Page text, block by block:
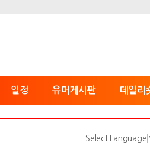
일정 유머게시판 데일리
Select Language